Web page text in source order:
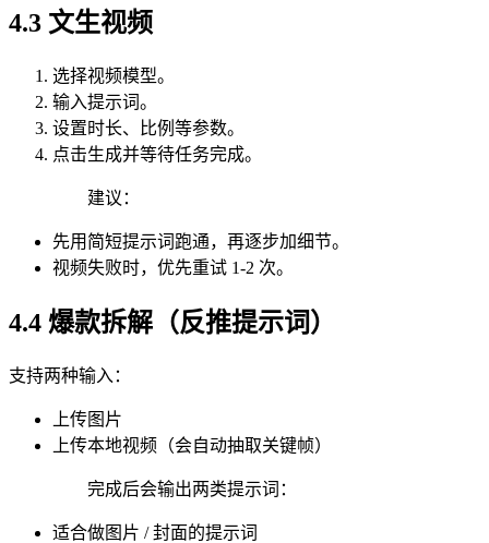
4.3 文生视频
选择视频模型。
输入提示词。
设置时长、比例等参数。
点击生成并等待任务完成。
建议：
先用简短提示词跑通，再逐步加细节。
视频失败时，优先重试 1-2 次。
4.4 爆款拆解（反推提示词）
支持两种输入：
上传图片
上传本地视频（会自动抽取关键帧）
完成后会输出两类提示词：
适合做图片 / 封面的提示词